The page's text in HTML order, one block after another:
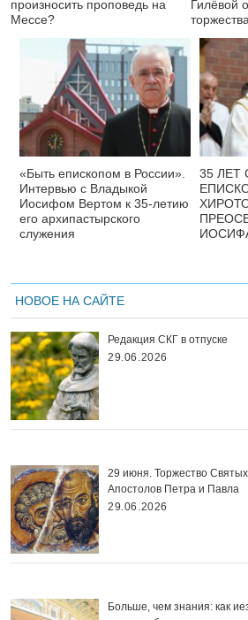
произносить проповедь на
Мессе?
Гилёвой
«Быть епископом в России».
Интервью с Владыкой
Иосифом Вертом к 35-летию
его архипастырского
служения
35 ЛЕТ
НОВОЕ НА САЙТЕ
Редакция СКГ в отпуске
29.06.2026
29 июня. Торжество
Апостолов Петра и Павла
29.06.2026
Больше, чем знания: как